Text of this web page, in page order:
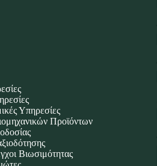
Υπηρεσίες
Προϊόντων
Βιωσιμότητας